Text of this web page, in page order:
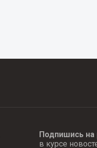
Подпишись на
в курсе